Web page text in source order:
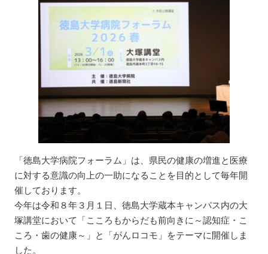
「徳島大学病院フォーラム」は、県民の健康の増進と医療
に対する意識の向上の一助になることを目的として毎年開
催しております。
今年は令和８年３月１日、徳島大学蔵本キャンパス内の大
塚講堂において「こころもからだも前向きに～認知症・こ
ころ・歯の健康～」と「がんロコモ」をテーマに開催しま
した。